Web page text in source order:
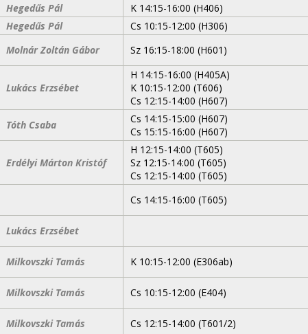
Hegedűs Pál
K 14:15-16:00 (H406)
Hegedűs Pál
Cs 10:15-12:00 (H306)
Molnár Zoltán Gábor Sz 16:15-18:00 (H601)
Lukács Erzsébet
H 14:15-16:00 (H405A)
K 10:15-12:00 (T606)
Cs 12:15-14:00 (H607)
Tóth Csaba
Cs 14:15-15:00 (H607)
Cs 15:15-16:00 (H607)
Erdélyi Márton Kristóf
H 12:15-14:00 (T605)
Sz 12:15-14:00 (T605)
Cs 12:15-14:00 (T605)
Cs 14:15-16:00 (T605)
Lukács Erzsébet
Milkovszki Tamás
K 10:15-12:00 (E306ab)
Milkovszki Tamás
Cs 10:15-12:00 (E404)
Milkovszki Tamás Cs 12:15-14:00 (T601/2)